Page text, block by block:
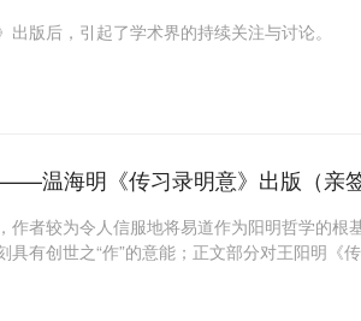
版后，引起了学术界的持续关注与讨论。
温海明《传习录明意》出版（亲
作者较为令人信服地将易道作为阳明哲学的根
有创世之“作”的意能；正文部分对王阳明《